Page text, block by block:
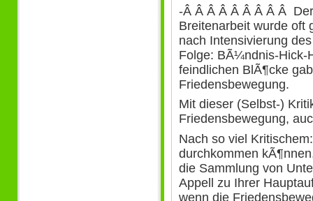
-Â Â Â Â Â Â Â Â Â
Breitenarbeit wurde oft
nach Intensivierung
Folge: BÃ¼ndnis-Hick-
feindlichen BlÃ¶cke
Friedensbewegung.
Mit dieser (Selbst-)
Friedensbewegung,
Nach so viel
durchkommen
die Sammlung von
Appell zu Ihrer
wenn die